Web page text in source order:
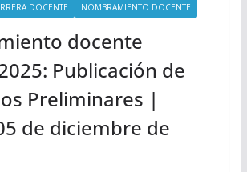
DOCENTE NOMBRAMIENTO DOCENTE
docente
Publicación de
Preliminares |
de diciembre de